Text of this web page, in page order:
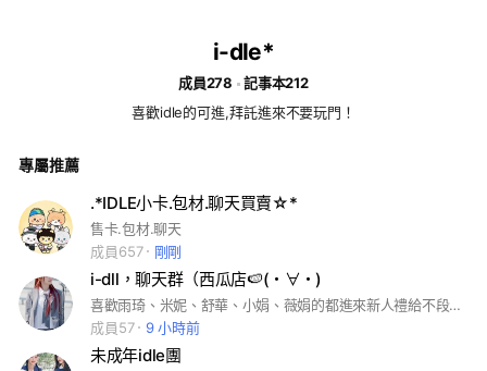
i-dle*
成員278
記事本212
喜歡idle的可進,拜託進來不要玩門！
專屬推薦
.*IDLE小卡.包材.聊天買賣☆*
售卡.包材.聊天
成員657
剛剛
i-dll，聊天群（西瓜店🍉(⁠・⁠∀⁠・⁠)
喜歡雨琦、米妮、舒華、小娟、薇娟的都進來新人禮給不段喔一進+到滿分希望可以進
成員57
9 小時前
未成年idle團